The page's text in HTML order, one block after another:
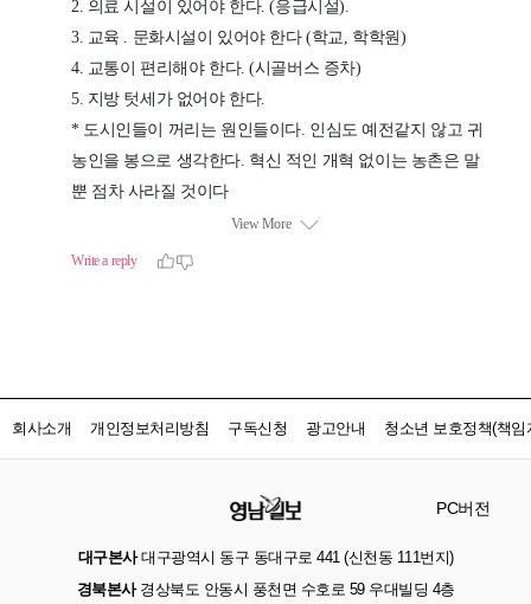
회사소개 개인정보처리방침 구독신청 광고안내 청소년 보호정책(책임
PC버전
대구본사대구광역시 동구 동대구로 441 (신천동 111번지)
경북본사경상북도 안동시 풍천면 수호로 59 우대빌딩 4층